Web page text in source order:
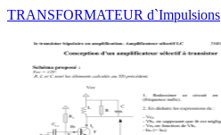
TRANSFORMATEUR d`Impulsions